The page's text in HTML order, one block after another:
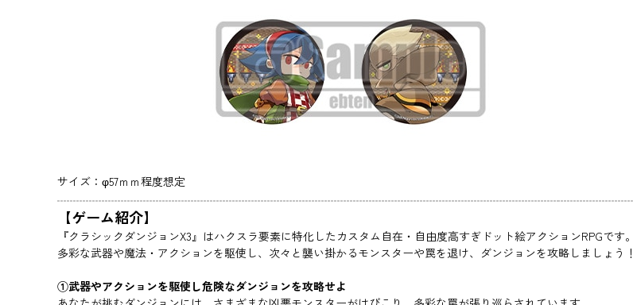
サイズ：φ57ｍｍ程度想定
【ゲーム紹介】
『クラシックダンジョンX3』はハクスラ要素に特化したカスタム自在・自由度高すぎドット絵アクションRPGです。
多彩な武器や魔法・アクションを駆使し、次々と襲い掛かるモンスターや罠を退け、ダンジョンを攻略しましょう！
①武器やアクションを駆使し危険なダンジョンを攻略せよ